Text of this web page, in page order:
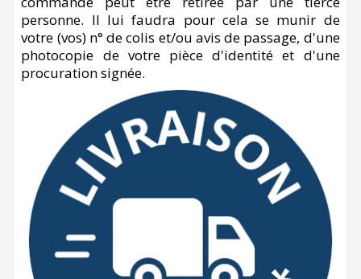
personne. Il lui faudra pour cela se munir de
votre (vos) n° de colis et/ou avis de passage, d'une
photocopie de votre pièce d'identité et d'une
procuration signée.